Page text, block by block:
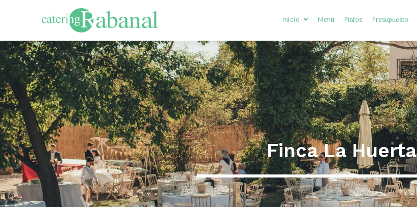
Inicio
Somos Diferentes
Preguntas frecuentes
Menú Platos Presupuesto
Finca La Huerta